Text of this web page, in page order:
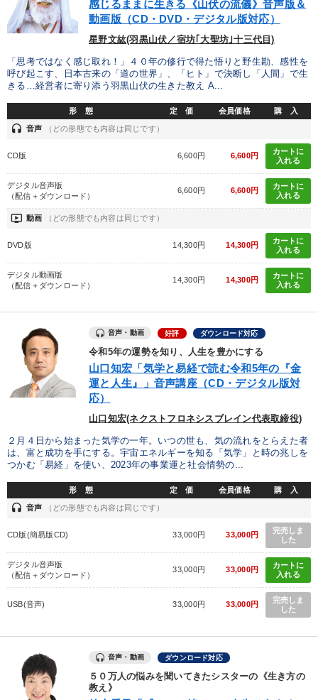
感じるままに生きる《山伏の流儀》音声版＆
動画版（CD・DVD・デジタル版対応）
星野文紘(羽黒山伏／宿坊｢大聖坊｣十三代目)
「思考ではなく感じ取れ！」４０年の修行で得た悟りと野生勘、感性を
呼び起こす、日本古来の「道の世界」、「ヒト」で決断し「人間」で生
きる…経営者に寄り添う羽黒山伏の生きた教え A...
形 態 定 価 会員価格 購 入
headset 音声 （どの形態でも内容は同じです）
CD版 6,600円 6,600円
カートに
入れる
デジタル音声版
（配信＋ダウンロード）
6,600円 6,600円
カートに
入れる
ondemand_video 動画 （どの形態でも内容は同じです）
DVD版 14,300円 14,300円
カートに
入れる
デジタル動画版
（配信＋ダウンロード）
14,300円 14,300円
カートに
入れる
音声・動画 好評 ダウンロード対応
令和5年の運勢を知り、人生を豊かにする
山口知宏「気学と易経で読む令和5年の『金
運と人生』」音声講座（CD・デジタル版対
応）
山口知宏(ネクストフロネシスブレイン代表取締役)
２月４日から始まった気学の一年。いつの世も、気の流れをとらえた者
は、富と成功を手にする。宇宙エネルギーを知る「気学」と時の兆しを
つかむ「易経」を使い、2023年の事業運と社会情勢の...
形 態 定 価 会員価格 購 入
headset 音声 （どの形態でも内容は同じです）
CD版(簡易版CD) 33,000円 33,000円
完売しま
した
デジタル音声版
（配信＋ダウンロード）
33,000円 33,000円
カートに
入れる
USB(音声) 33,000円 33,000円
完売しま
した
音声・動画 ダウンロード対応
５０万人の悩みを聞いてきたシスターの《生き方の
教え》